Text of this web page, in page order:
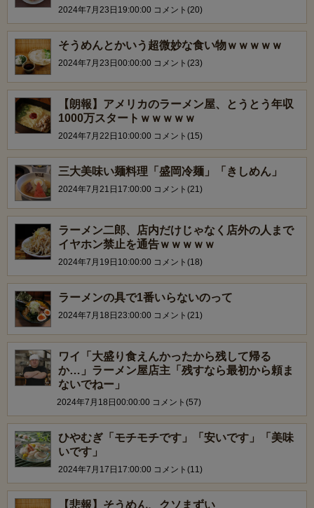
2024年7月23日19:00:00 コメント(20)
そうめんとかいう超微妙な食い物ｗｗｗｗｗ
2024年7月23日00:00:00 コメント(23)
【朗報】アメリカのラーメン屋、とうとう年収
1000万スタートｗｗｗｗｗ
2024年7月22日10:00:00 コメント(15)
三大美味い麺料理「盛岡冷麺」「きしめん」
2024年7月21日17:00:00 コメント(21)
ラーメン二郎、店内だけじゃなく店外の人まで
イヤホン禁止を通告ｗｗｗｗｗ
2024年7月19日10:00:00 コメント(18)
ラーメンの具で1番いらないのって
2024年7月18日23:00:00 コメント(21)
ワイ「大盛り食えんかったから残して帰る
か…」ラーメン屋店主「残すなら最初から頼ま
ないでねー」
2024年7月18日00:00:00 コメント(57)
ひやむぎ「モチモチです」「安いです」「美味
いです」
2024年7月17日17:00:00 コメント(11)
【悲報】そうめん、クソまずい